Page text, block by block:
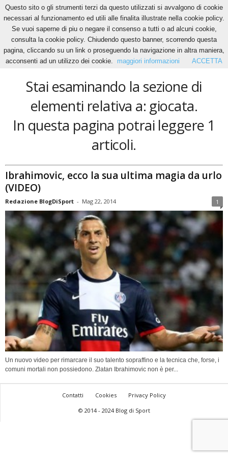
Home Tags Giocata
giocata
Stai esaminando la sezione di
elementi relativa a: giocata.
In questa pagina potrai leggere 1
articoli.
Ibrahimovic, ecco la sua ultima magia da urlo
(VIDEO)
Redazione BlogDiSport - Mag 22, 2014 1
Un nuovo video per rimarcare il suo talento sopraffino e la tecnica che, forse, i
comuni mortali non possiedono. Zlatan Ibrahimovic non è per...
Contatti Cookies
Privacy Policy
© 2014 - 2024 Blog di Sport
Questo sito o gli strumenti terzi da questo utilizzati si avvalgono di cookie
necessari al funzionamento ed utili alle finalita illustrate nella cookie policy.
Se vuoi saperne di piu o negare il consenso a tutti o ad alcuni cookie,
consulta la cookie policy. Chiudendo questo banner, scorrendo questa
pagina, cliccando su un link o proseguendo la navigazione in altra maniera,
acconsenti ad un utilizzo dei cookie.
maggiori informazioni ACCETTA